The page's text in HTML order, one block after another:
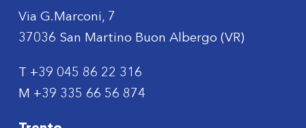
Via G.Marconi, 7
37036 San Martino Buon Albergo (VR)
+39 045 86 22 316
M +39 335 66 56 874